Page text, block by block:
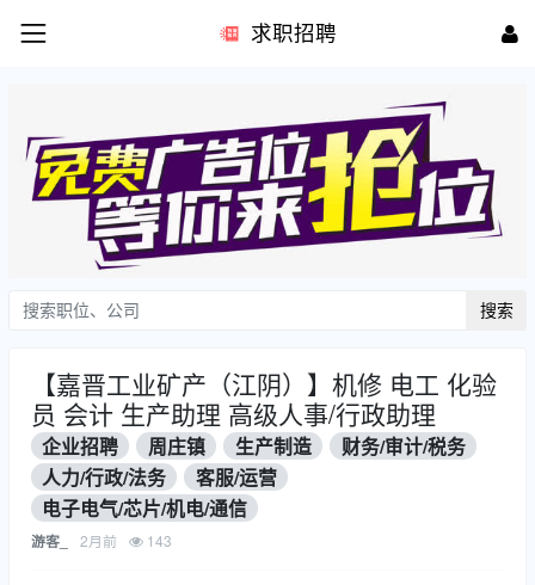
求职招聘
搜索
【嘉晋工业矿产（江阴）】机修 电工 化验
员 会计 生产助理 高级人事/行政助理
企业招聘 周庄镇 生产制造
财务/审计/税务
人力/行政/法务
客服/运营
电子电气/芯片/机电/通信
游客_ 2月前 143